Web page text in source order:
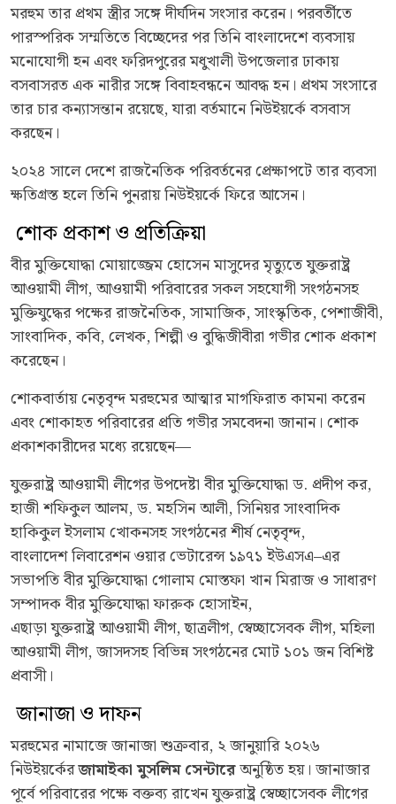
মরহুম তার প্রথম স্ত্রীর সঙ্গে দীর্ঘদিন সংসার করেন। পরবর্তীতে
পারস্পরিক সম্মতিতে বিচ্ছেদের পর তিনি বাংলাদেশে ব্যবসায়
মনোযোগী হন এবং ফরিদপুরের মধুখালী উপজেলার ঢাকায়
বসবাসরত এক নারীর সঙ্গে বিবাহবন্ধনে আবদ্ধ হন। প্রথম সংসারে
তার চার কন্যাসন্তান রয়েছে, যারা বর্তমানে নিউইয়র্কে বসবাস
করছেন।
২০২৪ সালে দেশে রাজনৈতিক পরিবর্তনের প্রেক্ষাপটে তার ব্যবসা
ক্ষতিগ্রস্ত হলে তিনি পুনরায় নিউইয়র্কে ফিরে আসেন।
শোক প্রকাশ ও প্রতিক্রিয়া
বীর মুক্তিযোদ্ধা মোয়াজ্জেম হোসেন মাসুদের মৃত্যুতে যুক্তরাষ্ট্র
আওয়ামী লীগ, আওয়ামী পরিবারের সকল সহযোগী সংগঠনসহ
মুক্তিযুদ্ধের পক্ষের রাজনৈতিক, সামাজিক, সাংস্কৃতিক, পেশাজীবী,
সাংবাদিক, কবি, লেখক, শিল্পী ও বুদ্ধিজীবীরা গভীর শোক প্রকাশ
করেছেন।
শোকবার্তায় নেতৃবৃন্দ মরহুমের আত্মার মাগফিরাত কামনা করেন
এবং শোকাহত পরিবারের প্রতি গভীর সমবেদনা জানান। শোক
প্রকাশকারীদের মধ্যে রয়েছেন—
যুক্তরাষ্ট্র আওয়ামী লীগের উপদেষ্টা বীর মুক্তিযোদ্ধা ড. প্রদীপ কর,
হাজী শফিকুল আলম, ড. মহসিন আলী, সিনিয়র সাংবাদিক
হাকিকুল ইসলাম খোকনসহ সংগঠনের শীর্ষ নেতৃবৃন্দ,
বাংলাদেশ লিবারেশন ওয়ার ভেটারেন্স ১৯৭১ ইউএসএ–এর
সভাপতি বীর মুক্তিযোদ্ধা গোলাম মোস্তফা খান মিরাজ ও সাধারণ
সম্পাদক বীর মুক্তিযোদ্ধা ফারুক হোসাইন,
এছাড়া যুক্তরাষ্ট্র আওয়ামী লীগ, ছাত্রলীগ, স্বেচ্ছাসেবক লীগ, মহিলা
আওয়ামী লীগ, জাসদসহ বিভিন্ন সংগঠনের মোট ১০১ জন বিশিষ্ট
প্রবাসী।
জানাজা ও দাফন
মরহুমের নামাজে জানাজা শুক্রবার, ২ জানুয়ারি ২০২৬
নিউইয়র্কেরজামাইকা মুসলিম সেন্টারেঅনুষ্ঠিত হয়। জানাজার
পূর্বে পরিবারের পক্ষে বক্তব্য রাখেন যুক্তরাষ্ট্র স্বেচ্ছাসেবক লীগের